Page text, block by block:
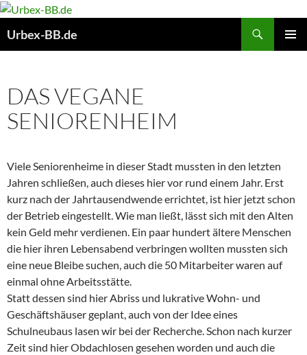
Urbex-BB.de
DAS VEGANE
SENIORENHEIM
Viele Seniorenheime in dieser Stadt mussten in den letzten
Jahren schließen, auch dieses hier vor rund einem Jahr. Erst
kurz nach der Jahrtausendwende errichtet, ist hier jetzt schon
der Betrieb eingestellt. Wie man ließt, lässt sich mit den Alten
kein Geld mehr verdienen. Ein paar hundert ältere Menschen
die hier ihren Lebensabend verbringen wollten mussten sich
eine neue Bleibe suchen, auch die 50 Mitarbeiter waren auf
einmal ohne Arbeitsstätte.
Statt dessen sind hier Abriss und lukrative Wohn- und
Geschäftshäuser geplant, auch von der Idee eines
Schulneubaus lasen wir bei der Recherche. Schon nach kurzer
Zeit sind hier Obdachlosen gesehen worden und auch die